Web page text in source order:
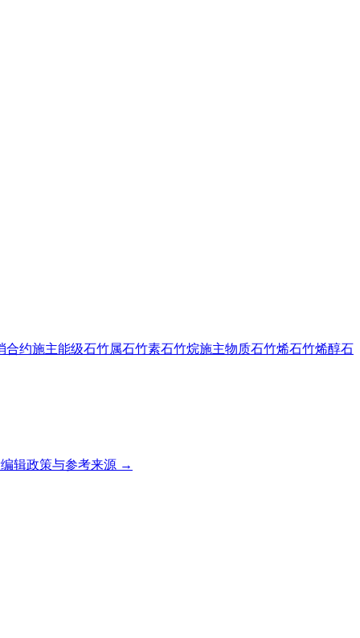
合约施主能级石竹属石竹素石竹烷施主物质石竹烯石竹烯醇石
辑政策与参考来源 →